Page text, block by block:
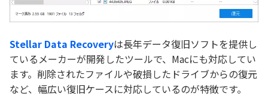
Stellar Data Recoveryは長年データ復旧ソフトを提供し
ているメーカーが開発したツールで、Macにも対応してい
ます。削除されたファイルや破損したドライブからの復元
など、幅広い復旧ケースに対応しているのが特徴です。